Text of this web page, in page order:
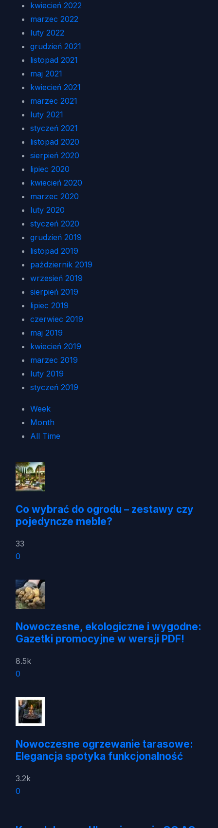
kwiecień 2022
marzec 2022
luty 2022
grudzień 2021
listopad 2021
maj 2021
kwiecień 2021
marzec 2021
luty 2021
styczeń 2021
listopad 2020
sierpień 2020
lipiec 2020
kwiecień 2020
marzec 2020
luty 2020
styczeń 2020
grudzień 2019
listopad 2019
październik 2019
wrzesień 2019
sierpień 2019
lipiec 2019
czerwiec 2019
maj 2019
kwiecień 2019
marzec 2019
luty 2019
styczeń 2019
Week
Month
All Time
Co wybrać do ogrodu – zestawy czy
pojedyncze meble?
33
0
Nowoczesne, ekologiczne i wygodne:
Gazetki promocyjne w wersji PDF!
8.5k
0
Nowoczesne ogrzewanie tarasowe:
Elegancja spotyka funkcjonalność
3.2k
0